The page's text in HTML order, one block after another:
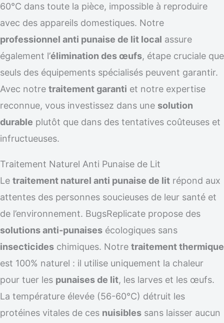
60°C dans toute la pièce, impossible à reproduire
avec des appareils domestiques. Notre
professionnel anti punaise de lit local assure
également l’élimination des œufs, étape cruciale que
seuls des équipements spécialisés peuvent garantir.
Avec notre traitement garanti et notre expertise
reconnue, vous investissez dans une solution
durable plutôt que dans des tentatives coûteuses et
infructueuses.
Traitement Naturel Anti Punaise de Lit
Le traitement naturel anti punaise de lit répond aux
attentes des personnes soucieuses de leur santé et
de l’environnement. BugsReplicate propose des
solutions anti-punaises écologiques sans
insecticides chimiques. Notre traitement thermique
est 100% naturel : il utilise uniquement la chaleur
pour tuer les punaises de lit, les larves et les œufs.
La température élevée (56-60°C) détruit les
protéines vitales de ces nuisibles sans laisser aucun